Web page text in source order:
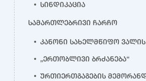
სინდიკაცია
სამართლებრივი ჩარჩო
კანონი სახელმწიფო ვალის
„ერთობლივი ბრძანება“
ურთიერთგაგების